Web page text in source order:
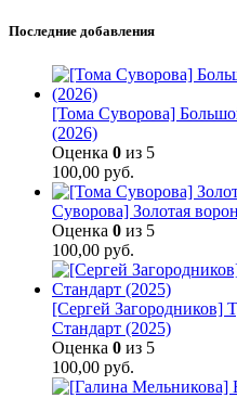
Последние добавления
[Тома Суворова]
(2026)
Оценка 0 из 5
100,00 руб.
Суворова] Золотая
Оценка 0 из 5
100,00 руб.
[Сергей Загородников]
Стандарт (2025)
Оценка 0 из 5
100,00 руб.